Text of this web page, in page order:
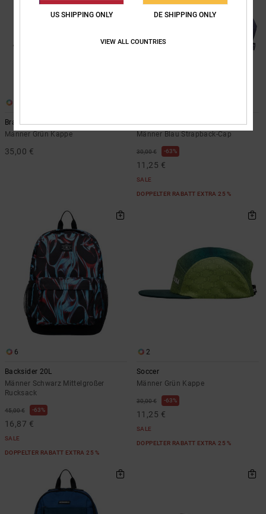
Brackers
Männer Grün Kappe
35,00 €
DC Star Vintage
Männer Blau Strapback-Cap
30,00 € 63%
11,25 €
SALE
DOPPELTER RABATT EXTRA 25 %
6
Backsider 20L
Männer Schwarz Mittelgroßer
Rucksack
45,00 € 63%
16,87 €
SALE
DOPPELTER RABATT EXTRA 25 %
2
Soccer
Männer Grün Kappe
30,00 € 63%
11,25 €
SALE
DOPPELTER RABATT EXTRA 25 %
US SHIPPING ONLY DE SHIPPING ONLY
VIEW ALL COUNTRIES